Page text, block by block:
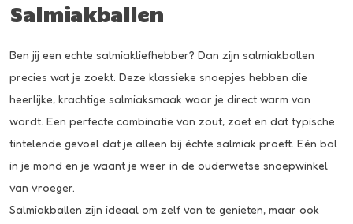
Salmiakballen
Ben jij een echte salmiakliefhebber? Dan zijn salmiakballen
precies wat je zoekt. Deze klassieke snoepjes hebben die
heerlijke, krachtige salmiaksmaak waar je direct warm van
wordt. Een perfecte combinatie van zout, zoet en dat typische
tintelende gevoel dat je alleen bij échte salmiak proeft. Eén bal
in je mond en je waant je weer in de ouderwetse snoepwinkel
van vroeger.
Salmiakballen zijn ideaal om zelf van te genieten, maar ook